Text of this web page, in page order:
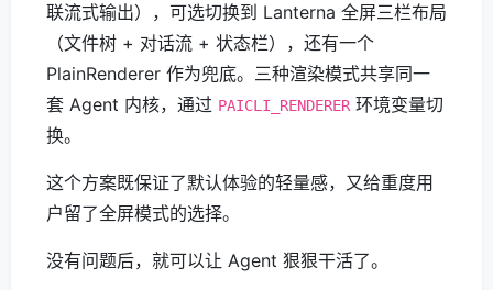
联流式输出），可选切换到 Lanterna 全屏三栏布局
（文件树 + 对话流 + 状态栏），还有一个
PlainRenderer 作为兜底。三种渲染模式共享同一
套 Agent 内核，通过 PAICLI_RENDERER环境变量切
换。
这个方案既保证了默认体验的轻量感，又给重度用
户留了全屏模式的选择。
没有问题后，就可以让 Agent 狠狠干活了。